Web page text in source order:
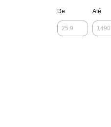
De Até